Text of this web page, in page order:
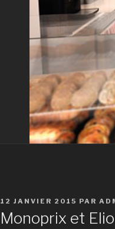
PUBLIÉ
LE
12 JANVIER 2015 PAR
Monoprix et